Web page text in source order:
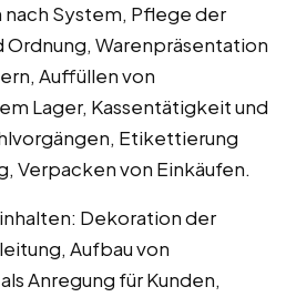
System, Pflege der
Warenpräsentation
Auffüllen von
Lager, Kassentätigkeit und
Etikettierung
Verpacken von Einkäufen.
Dekoration der
Aufbau von
Anregung für Kunden,